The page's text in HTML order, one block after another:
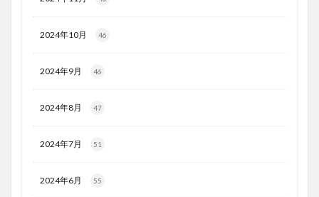
2024年10月 46
2024年9月 46
2024年8月 47
2024年7月 51
2024年6月 55